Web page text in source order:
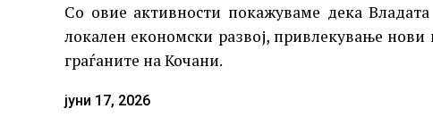
Со овие активности покажуваме дека
локален економски развој, привлекување
граѓаните на Кочани.
јуни 17, 2026